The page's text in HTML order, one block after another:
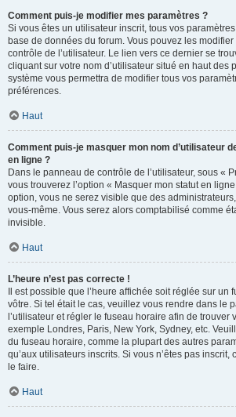
Comment puis-je modifier mes paramètres ?
Si vous êtes un utilisateur inscrit, tous vos
base de données du forum. Vous pouvez les
contrôle de l’utilisateur. Le lien vers ce dernier se
cliquant sur votre nom d’utilisateur situé en haut des
système vous permettra de modifier tous vos
préférences.
Haut
Comment puis-je masquer mon nom d’utilisateur
en ligne ?
Dans le panneau de contrôle de l’utilisateur, sous «
vous trouverez l’option « Masquer mon statut en
option, vous ne serez visible que des
vous-même. Vous serez alors comptabilisé comme
invisible.
Haut
L’heure n’est pas correcte !
Il est possible que l’heure affichée soit réglée sur un
vôtre. Si tel était le cas, veuillez vous rendre dans le
l’utilisateur et régler le fuseau horaire afin de trouver
exemple Londres, Paris, New York, Sydney, etc.
du fuseau horaire, comme la plupart des autres
qu’aux utilisateurs inscrits. Si vous n’êtes pas inscrit,
le faire.
Haut